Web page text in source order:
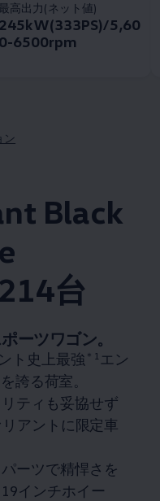
最高出力(ネット値)
245kW(333PS)/5,60
0-6500rpm
ン
Black
台​
ーツワゴン。​
ト史上最強 ＊1 エン
を誇る荷室。​
ティも妥協せず
アントに限定車
ーツで精悍さを
インチホイー